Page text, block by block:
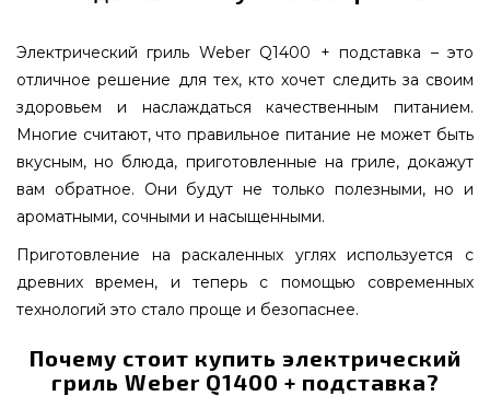
Электрический гриль Weber Q1400 + подставка – это
отличное решение для тех, кто хочет следить за своим
здоровьем и наслаждаться качественным питанием.
Многие считают, что правильное питание не может быть
вкусным, но блюда, приготовленные на гриле, докажут
вам обратное. Они будут не только полезными, но и
ароматными, сочными и насыщенными.
Приготовление на раскаленных углях используется с
древних времен, и теперь с помощью современных
технологий это стало проще и безопаснее.
Почему стоит купить электрический
гриль Weber Q1400 + подставка?